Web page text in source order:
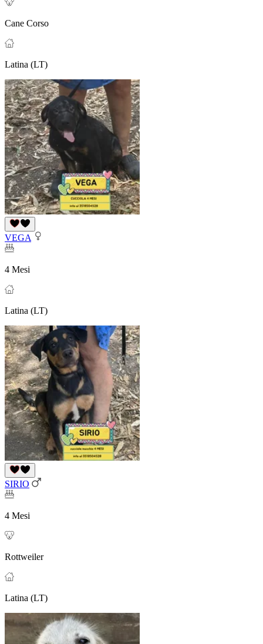
Cane Corso
Latina (LT)
VEGA
4 Mesi
Latina (LT)
SIRIO
4 Mesi
Rottweiler
Latina (LT)